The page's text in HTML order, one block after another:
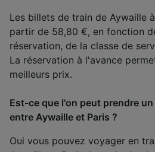
Les billets de train de Aywaille
partir de 58,80 €, en fonction
réservation, de la classe de
La réservation à l'avance
meilleurs prix.
Est-ce que l'on peut prendre
entre Aywaille et Paris ?
Oui vous pouvez voyager en